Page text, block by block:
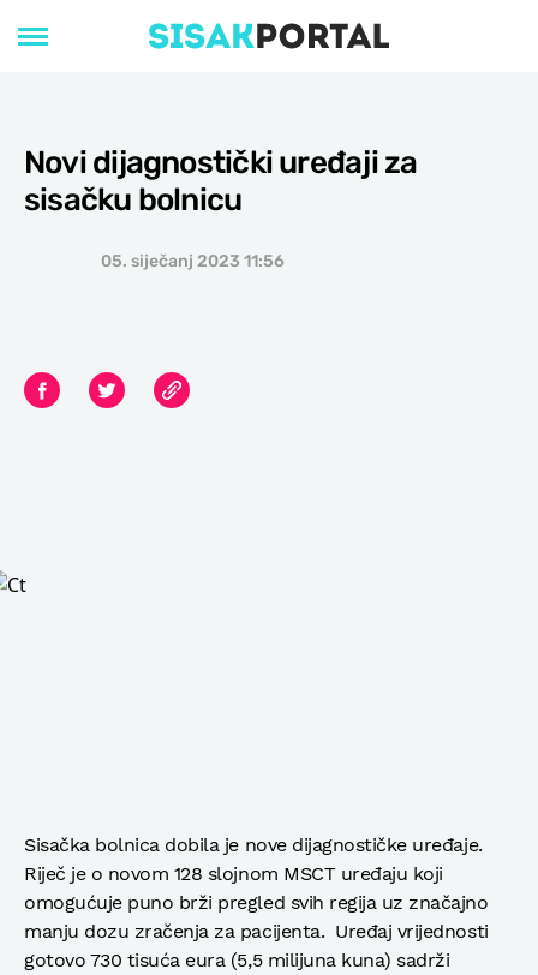
Novi dijagnostički uređaji za
sisačku bolnicu
05. siječanj 2023 11:56
Sisačka bolnica dobila je nove dijagnostičke uređaje.
Riječ je o novom 128 slojnom MSCT uređaju koji
omogućuje puno brži pregled svih regija uz značajno
manju dozu zračenja za pacijenta. Uređaj vrijednosti
gotovo 730 tisuća eura (5,5 milijuna kuna) sadrži